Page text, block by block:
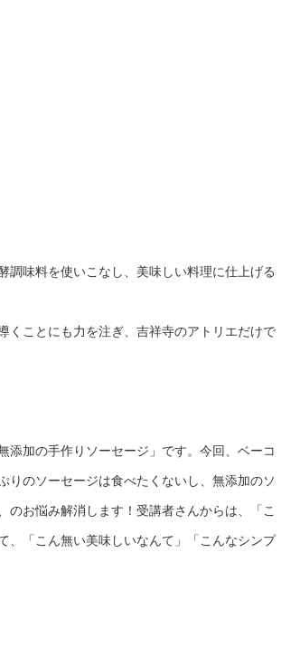
調味料を使いこなし、美味しい料理に仕上げる
くことにも力を注ぎ、吉祥寺のアトリエだけで
加の手作りソーセージ」です。今回、ベーコ
りのソーセージは食べたくないし、無添加のソ
お悩み解消します！受講者さんからは、「こ
、「こん無い美味しいなんて」「こんなシンプ